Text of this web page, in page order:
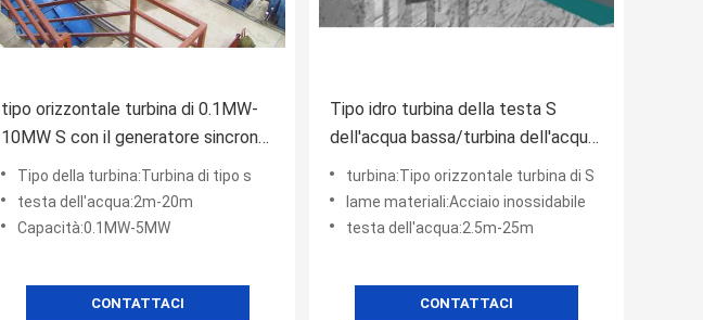
tipo orizzontale turbina di 0.1MW-
10MW S con il generatore sincrono,
regolatore di velocità, valvola di
ammissione
Tipo della turbina:Turbina di tipo s
testa dell'acqua:2m-20m
Capacità:0.1MW-5MW
CONTATTACI
Tipo idro turbina della testa S
dell'acqua bassa/turbina dell'acqua
con il corridore pieno di
regolamento, regolatore di velocità
turbina:Tipo orizzontale turbina di S
lame materiali:Acciaio inossidabile
testa dell'acqua:2.5m-25m
CONTATTACI